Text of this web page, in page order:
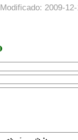
2009-